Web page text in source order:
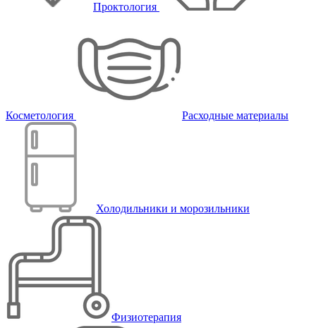
Проктология
Косметология Расходные материалы
Холодильники и морозильники
Физиотерапия